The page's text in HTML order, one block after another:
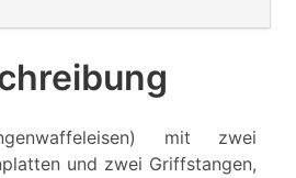
mit zwei
und zwei Griffstangen,